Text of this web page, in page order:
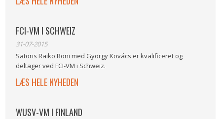
FCI-VM I SCHWEIZ
31-07-2015
Satoris Raiko Roni med György Kovács er kvalificeret og
deltager ved FCI-VM i Schweiz.
LÆS HELE NYHEDEN
WUSV-VM I FINLAND